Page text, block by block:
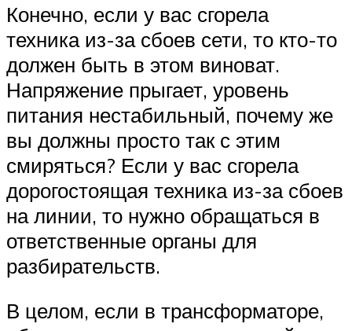
Конечно, если у вас сгорела
техника из-за сбоев сети, то кто-то
должен быть в этом виноват.
Напряжение прыгает, уровень
питания нестабильный, почему же
вы должны просто так с этим
смиряться? Если у вас сгорела
дорогостоящая техника из-за сбоев
на линии, то нужно обращаться в
ответственные органы для
разбирательств.
В целом, если в трансформаторе,